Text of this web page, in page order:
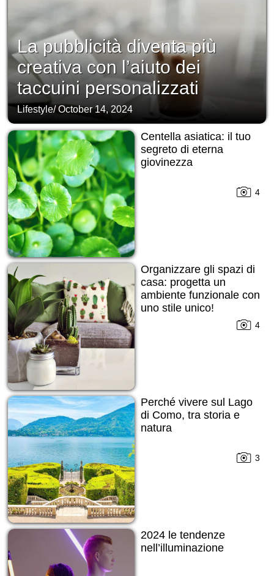
La pubblicità diventa più
creativa con l’aiuto dei
taccuini personalizzati
Lifestyle/October 14, 2024
Centella asiatica: il tuo
segreto di eterna
giovinezza
4
Organizzare gli spazi di
casa: progetta un
ambiente funzionale con
uno stile unico!
4
Perché vivere sul Lago
di Como, tra storia e
natura
3
2024 le tendenze
nell’illuminazione